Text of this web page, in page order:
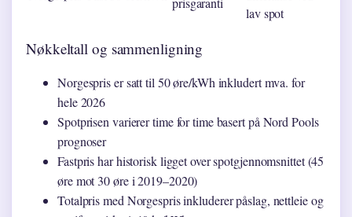
lav spot
Nøkkeltall og sammenligning
Norgespris er satt til 50 øre/kWh inkludert mva. for
hele 2026
Spotprisen varierer time for time basert på Nord Pools
prognoser
Fastpris har historisk ligget over spotgjennomsnittet (45
øre mot 30 øre i 2019–2020)
Totalpris med Norgespris inkluderer påslag, nettleie og